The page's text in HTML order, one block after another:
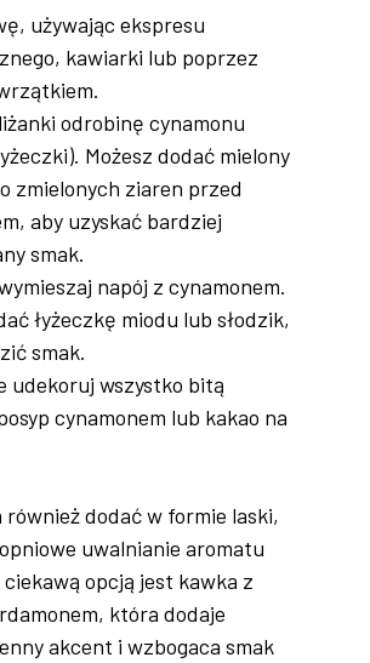
używając ekspresu
kawiarki lub poprzez
odrobinę cynamonu
Możesz dodać mielony
zmielonych ziaren przed
aby uzyskać bardziej
smak.
napój z cynamonem.
łyżeczkę miodu lub słodzik,
smak.
udekoruj wszystko bitą
cynamonem lub kakao na
również dodać w formie laski,
uwalnianie aromatu
opcją jest kawka z
która dodaje
akcent i wzbogaca smak